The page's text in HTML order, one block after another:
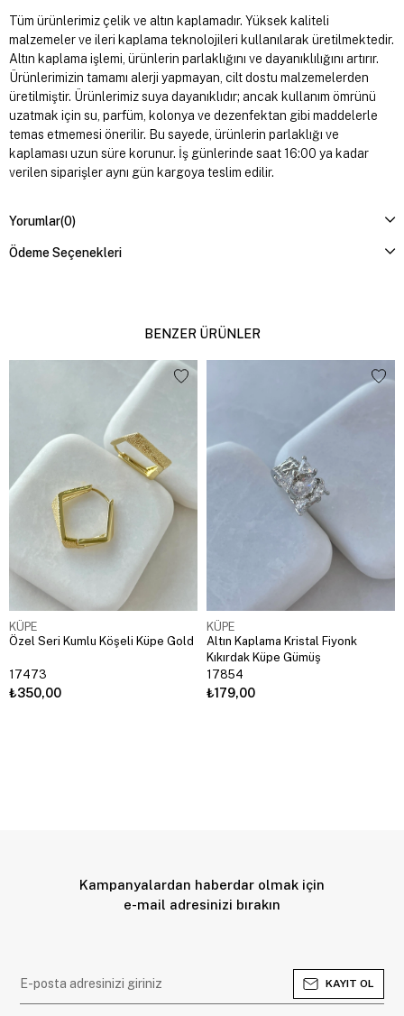
Tüm ürünlerimiz çelik ve altın kaplamadır. Yüksek kaliteli
malzemeler ve ileri kaplama teknolojileri kullanılarak üretilmektedir.
Altın kaplama işlemi, ürünlerin parlaklığını ve dayanıklılığını artırır.
Ürünlerimizin tamamı alerji yapmayan, cilt dostu malzemelerden
üretilmiştir. Ürünlerimiz suya dayanıklıdır; ancak kullanım ömrünü
uzatmak için su, parfüm, kolonya ve dezenfektan gibi maddelerle
temas etmemesi önerilir. Bu sayede, ürünlerin parlaklığı ve
kaplaması uzun süre korunur. İş günlerinde saat 16:00 ya kadar
verilen siparişler aynı gün kargoya teslim edilir.
Yorumlar(0)
Ödeme Seçenekleri
BENZER ÜRÜNLER
KÜPE
Özel Seri Kumlu Köşeli Küpe Gold
17473
₺350,00
KÜPE
Altın Kaplama Kristal Fiyonk
Kıkırdak Küpe Gümüş
17854
₺179,00
Kampanyalardan haberdar olmak için
e-mail adresinizi bırakın
KAYIT OL